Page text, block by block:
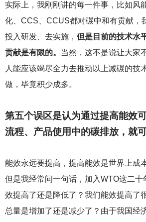
实际上，我刚刚讲的每一件事，比如风
化、CCS、CCUS都对碳中和有贡献，
投入研发、去实施， 但是目前的技术水
贡献是有限的。 当然，这不是说让大家
人能应该竭尽全力去推动以上减碳的技
做，毕竟积少成多。
第五个误区是认为通过提高能效
流程、产品使用中的碳排放，就
能效永远要提高，提高能效是世界上成
但是我经常问一句话，加入WTO这二十
效提高了还是降低了？我们能效提高了
总量是增加了还是减少了？由于我国经